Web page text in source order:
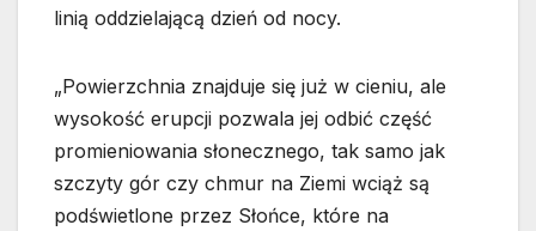
linią oddzielającą dzień od nocy.
„Powierzchnia znajduje się już w cieniu, ale
wysokość erupcji pozwala jej odbić część
promieniowania słonecznego, tak samo jak
szczyty gór czy chmur na Ziemi wciąż są
podświetlone przez Słońce, które na